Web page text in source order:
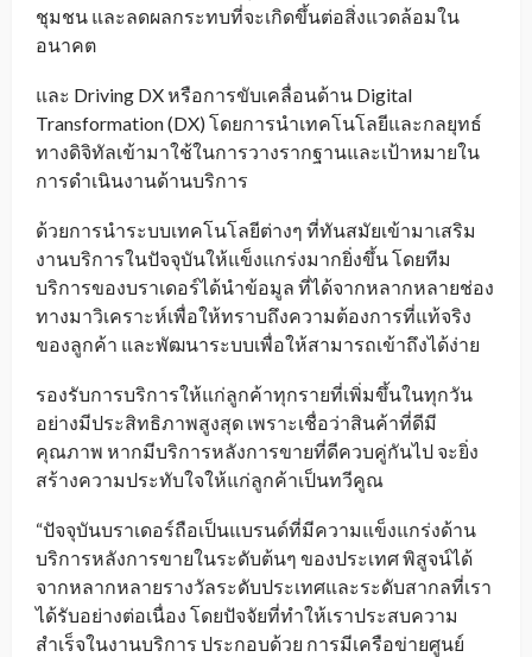
ชุมชน และลดผลกระทบที่จะเกิดขึ้นต่อสิ่งแวดล้อมใน
อนาคต
และ Driving DX หรือการขับเคลื่อนด้าน Digital
Transformation (DX) โดยการนำเทคโนโลยีและกลยุทธ์
ทางดิจิทัลเข้ามาใช้ในการวางรากฐานและเป้าหมายใน
การดำเนินงานด้านบริการ
ด้วยการนำระบบเทคโนโลยีต่างๆ ที่ทันสมัยเข้ามาเสริม
งานบริการในปัจจุบันให้แข็งแกร่งมากยิ่งขึ้น โดยทีม
บริการของบราเดอร์ได้นำข้อมูล ที่ได้จากหลากหลายช่อง
ทางมาวิเคราะห์เพื่อให้ทราบถึงความต้องการที่แท้จริง
ของลูกค้า และพัฒนาระบบเพื่อให้สามารถเข้าถึงได้ง่าย
รองรับการบริการให้แก่ลูกค้าทุกรายที่เพิ่มขึ้นในทุกวัน
อย่างมีประสิทธิภาพสูงสุด เพราะเชื่อว่าสินค้าที่ดีมี
คุณภาพ หากมีบริการหลังการขายที่ดีควบคู่กันไป จะยิ่ง
สร้างความประทับใจให้แก่ลูกค้าเป็นทวีคูณ
“ปัจจุบันบราเดอร์ถือเป็นแบรนด์ที่มีความแข็งแกร่งด้าน
บริการหลังการขายในระดับต้นๆ ของประเทศ พิสูจน์ได้
จากหลากหลายรางวัลระดับประเทศและระดับสากลที่เรา
ได้รับอย่างต่อเนื่อง โดยปัจจัยที่ทำให้เราประสบความ
สำเร็จในงานบริการ ประกอบด้วย การมีเครือข่ายศูนย์